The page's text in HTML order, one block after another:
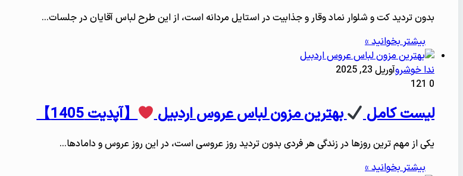
بدون تردید کت و شلوار نماد وقار و جذابیت در استایل مردانه است، از این طرح لباس آقایان در جلسات…
بیشتر بخوانید »
ندا خوشروآوریل 23, 2025
0
لیست کامل بهترین مزون لباس عروس اردبیل 【آپدیت 1405】
یکی از مهم ترین روزها در زندگی هر فردی بدون تردید روز عروسی است، در این روز عروس و دامادها…
بیشتر بخوانید »